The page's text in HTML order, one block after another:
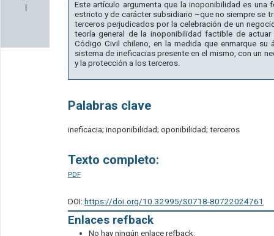
─
Este artículo argumenta que la inoponibilidad es una
estricto y de carácter subsidiario –que no siempre se
terceros perjudicados por la celebración de un
teoría general de la inoponibilidad factible de
Código Civil chileno, en la medida que enmarque
sistema de ineficacias presente en el mismo, con un
y la protección a los terceros.
Palabras clave
ineficacia; inoponibilidad; oponibilidad; terceros
Texto completo:
PDF
DOI: https://doi.org/10.32995/S0718-80722024761
Enlaces refback
No hay ningún enlace refback.